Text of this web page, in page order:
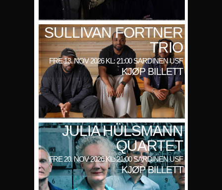
SULLIVAN FORTNER
TRIO
FRE 13. NOV 2026 KL: 21:00 SARDINEN USF
KJØP BILLETT
JULIA HÜLSMANN
QUARTET
FRE 20. NOV 2026 KL: 21:00 SARDINEN USF
KJØP BILLETT